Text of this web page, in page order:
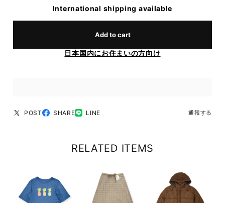
International shipping available
Add to cart
日本国内にお住まいの方向け
POST SHARE LINE 通報する
RELATED ITEMS